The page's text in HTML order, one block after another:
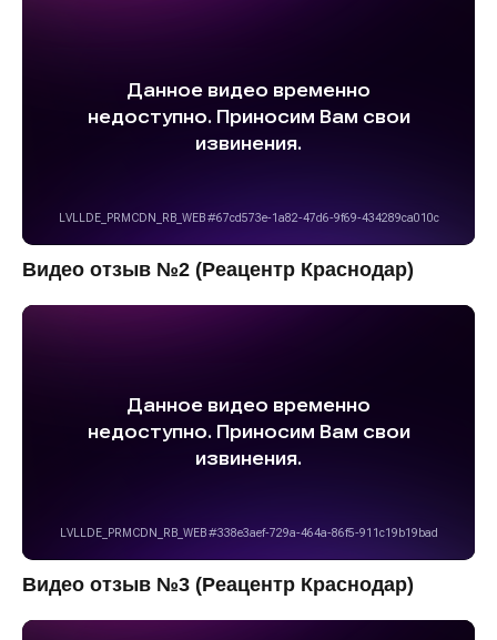
Видео отзыв №2 (Реацентр Краснодар)
Видео отзыв №3 (Реацентр Краснодар)